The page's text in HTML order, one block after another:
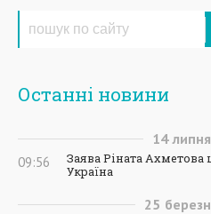
Останні новини
14 липня
09:56
Заява Ріната Ахметова
Україна
25